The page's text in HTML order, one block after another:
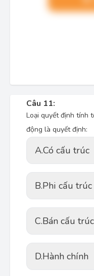
Câu 11:
Loại quyết định tính
động là quyết định:
A.Có cấu trúc
B.Phi cấu trúc
C.Bán cấu trúc
D.Hành chính